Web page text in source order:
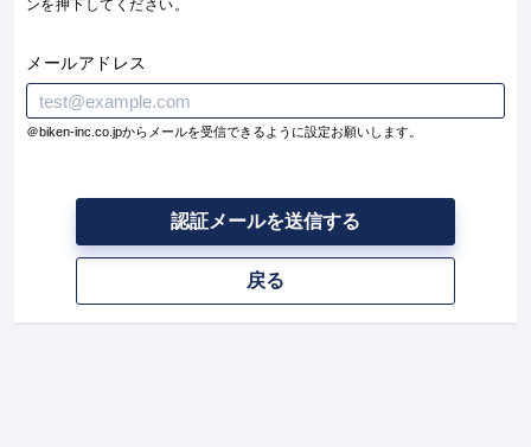
ンを押下してください。
メールアドレス
＠biken-inc.co.jpからメールを受信できるように設定お願いします。
戻る
認証メールを送信する